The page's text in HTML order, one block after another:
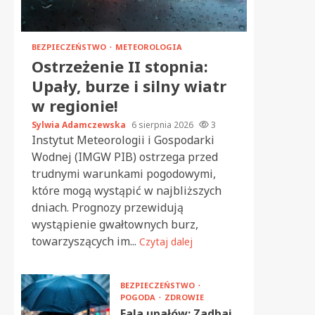
BEZPIECZEŃSTWO METEOROLOGIA
Ostrzeżenie II stopnia:
Upały, burze i silny wiatr
w regionie!
Sylwia Adamczewska 6 sierpnia 2026 3
Instytut Meteorologii i Gospodarki
Wodnej (IMGW PIB) ostrzega przed
trudnymi warunkami pogodowymi,
które mogą wystąpić w najbliższych
dniach. Prognozy przewidują
wystąpienie gwałtownych burz,
towarzyszących im... Czytaj dalej
BEZPIECZEŃSTWO
POGODA
ZDROWIE